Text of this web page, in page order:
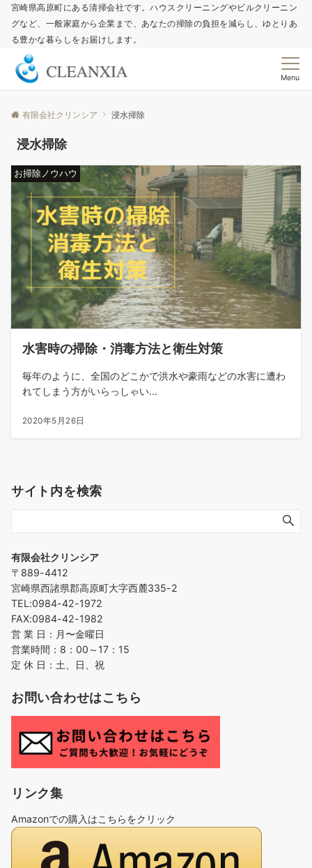
宮崎県高原町にある清掃会社です。ハウスクリーニングやビルクリーニン
グなど、一般家庭から企業まで、あなたの掃除の負担を減らし、ゆとりあ
る豊かな暮らしをお届けします。
Menu
有限会社クリンシア 浸水掃除
浸水掃除
お掃除ノウハウ
水害時の掃除・消毒方法と衛生対策
毎年のように、全国のどこかで洪水や豪雨などの水害に遭わ
れてしまう方がいらっしゃい...
2020年5月26日
サイト内を検索
有限会社クリンシア
〒889-4412
宮崎県西諸県郡高原町大字西麓335-2
TEL:0984-42-1972
FAX:0984-42-1982
営 業 日：月〜金曜日
営業時間：8：00～17：15
定 休 日：土、日、祝
お問い合わせはこちら
リンク集
Amazonでの購入はこちらをクリック